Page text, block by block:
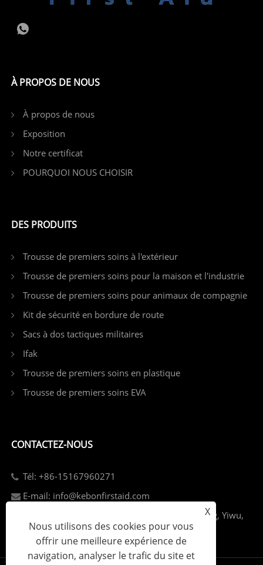
À PROPOS DE NOUS
À propos de nous
Exposition
Notre certificat
POURQUOI NOUS CHOISIR
DES PRODUITS
Trousse de premiers soins à l'extérieur
Trousse de premiers soins pour la maison et l'industrie
Trousse de premiers soins pour animaux de compagnie
Kit de sécurité en bordure de route
Sacs à dos tactiques militaires
Ifak
Trousse de premiers soins en plastique
Trousse de premiers soins EVA
CONTACTEZ-NOUS
Tél: +86-15167960271
E-mail: info@kebonfirstaid.com
Add: Parc industriel de Jiangdong, rue Jiangdong, Yiwu,
Chine.
X
Nous utilisons des cookies pour vous
offrir une meilleure expérience de
navigation, analyser le trafic du site et